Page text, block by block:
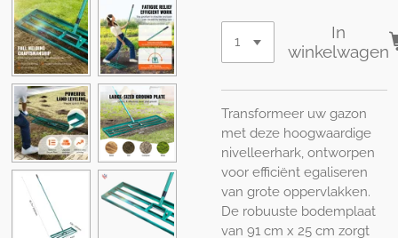
In
winkelwagen
Transformeer uw gazon
met deze hoogwaardige
nivelleerhark, ontworpen
voor efficiënt egaliseren
van grote oppervlakken.
De robuuste bodemplaat
van 91 cm x 25 cm zorgt